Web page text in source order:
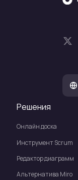
Решения
Онлайн доска
Инструмент Scrum
Редактор диаграмм
Альтернатива Miro